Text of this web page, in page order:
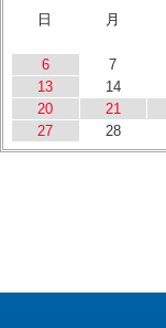
日
月
6
7
13
14
20
21
27
28